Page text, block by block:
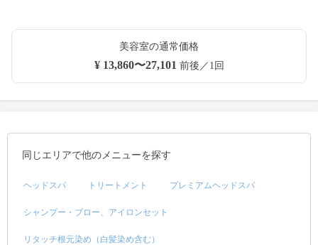
美容室の通常価格
¥ 13,860〜27,101 前後／1回
同じエリアで他のメニューを探す
ヘッドスパ トリートメント プレミアムヘッドスパ
シャンプー・ブロー、アイロンセット
リタッチ根元染め（白髪染め含む）